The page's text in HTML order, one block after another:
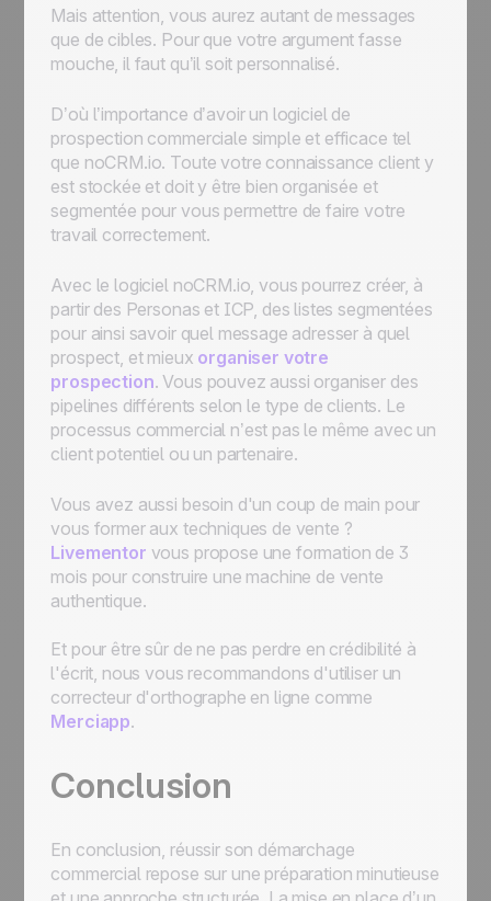
Mais attention, vous aurez autant de messages
que de cibles. Pour que votre argument fasse
mouche, il faut qu’il soit personnalisé.
D’où l’importance d’avoir un logiciel de
prospection commerciale simple et efficace tel
que noCRM.io. Toute votre connaissance client y
est stockée et doit y être bien organisée et
segmentée pour vous permettre de faire votre
travail correctement.
Avec le logiciel noCRM.io, vous pourrez créer, à
partir des Personas et ICP, des listes segmentées
pour ainsi savoir quel message adresser à quel
prospect, et mieux organiser votre
prospection. Vous pouvez aussi organiser des
pipelines différents selon le type de clients. Le
processus commercial n’est pas le même avec un
client potentiel ou un partenaire.
Vous avez aussi besoin d'un coup de main pour
vous former aux techniques de vente ?
Livementor vous propose une formation de 3
mois pour construire une machine de vente
authentique.
Et pour être sûr de ne pas perdre en crédibilité à
l'écrit, nous vous recommandons d'utiliser un
correcteur d'orthographe en ligne comme
Merciapp.
Conclusion
En conclusion, réussir son démarchage
commercial repose sur une préparation minutieuse